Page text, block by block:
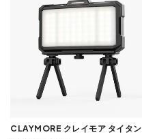
CLAYMORE クレイモア タイタン